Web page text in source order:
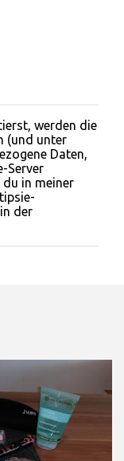
werden die
(und unter
Daten,
Server
in meiner
der